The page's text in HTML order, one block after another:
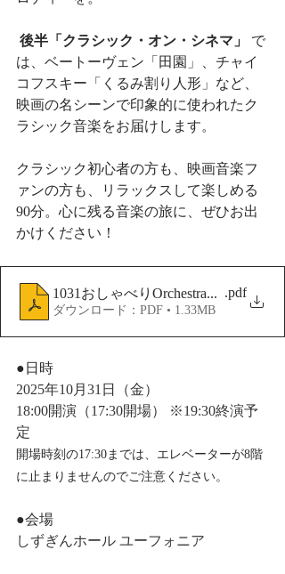
後半「クラシック・オン・シネマ」
で
は、ベートーヴェン「田園」、チャイ
コフスキー「くるみ割り人形」など、
映画の名シーンで印象的に使われたク
ラシック音楽をお届けします。
クラシック初心者の方も、映画音楽フ
ァンの方も、リラックスして楽しめる
90分。心に残る音楽の旅に、ぜひお出
かけください！
1031おしゃべりOrchestra｜チラシ
.pdf
ダウンロード：PDF • 1.33MB
●日時
2025年10月31日（金）
18:00開演（17:30開場） ※19:30終演予
定
開場時刻の17:30までは、エレベーターが8階
に止まりませんのでご注意ください。
●会場
しずぎんホール ユーフォニア